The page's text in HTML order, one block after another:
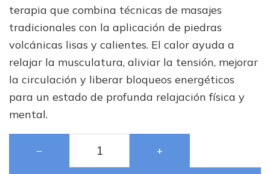
terapia que combina técnicas de masajes
tradicionales con la aplicación de piedras
volcánicas lisas y calientes. El calor ayuda a
relajar la musculatura, aliviar la tensión, mejorar
la circulación y liberar bloqueos energéticos
para un estado de profunda relajación física y
mental.
− +